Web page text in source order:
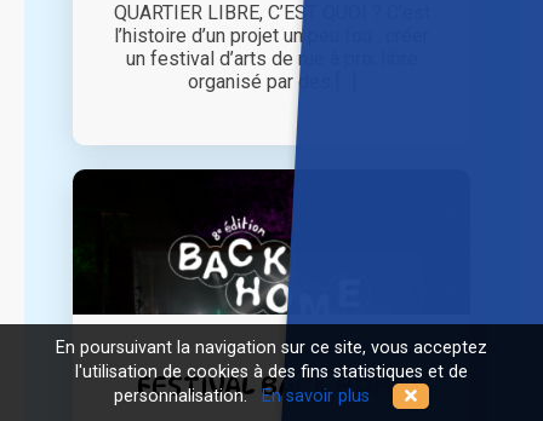
QUARTIER LIBRE, C’EST QUOI ? C’est
l’histoire d’un projet un peu fou : créer
un festival d’arts de rue à prix libre
organisé par des [...]
FESTIVAL BACK HOME
En poursuivant la navigation sur ce site, vous acceptez
l'utilisation de cookies à des fins statistiques et de
personnalisation. En savoir plus